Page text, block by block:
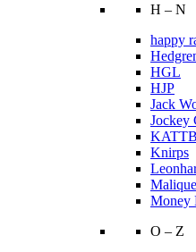
H – N
happy
HGL
HJP
Jack
Jockey
Knirps
Money
O – Z